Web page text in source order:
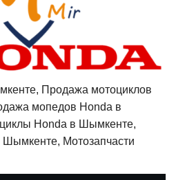
Продажа мотоциклов
мопедов Honda в
Honda в Шымкенте,
Мотозапчасти